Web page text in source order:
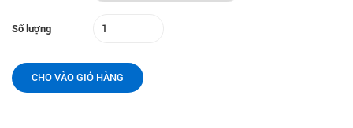
Số lượng
CHO VÀO GIỎ HÀNG